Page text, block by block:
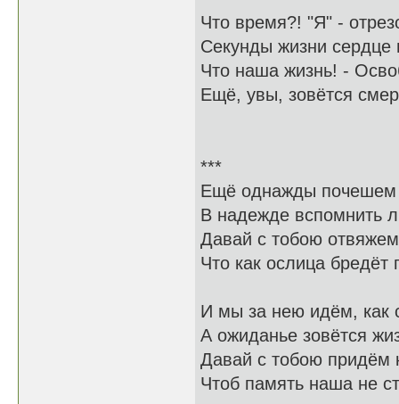
Что время?! "Я" -
Секунды жизни сердце
Что наша жизнь! -
Ещё, увы, зовётся
***
Ещё однажды почешем
В надежде вспомнить
Давай с тобою
Что как ослица бредёт
И мы за нею идём, как
А ожиданье зовётся
Давай с тобою придём
Чтоб память наша не